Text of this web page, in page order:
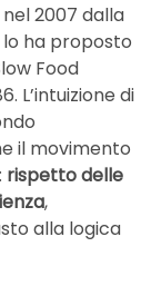
2007 dalla
lo ha proposto
Food
L’intuizione di
il movimento
rispetto delle
,
alla logica